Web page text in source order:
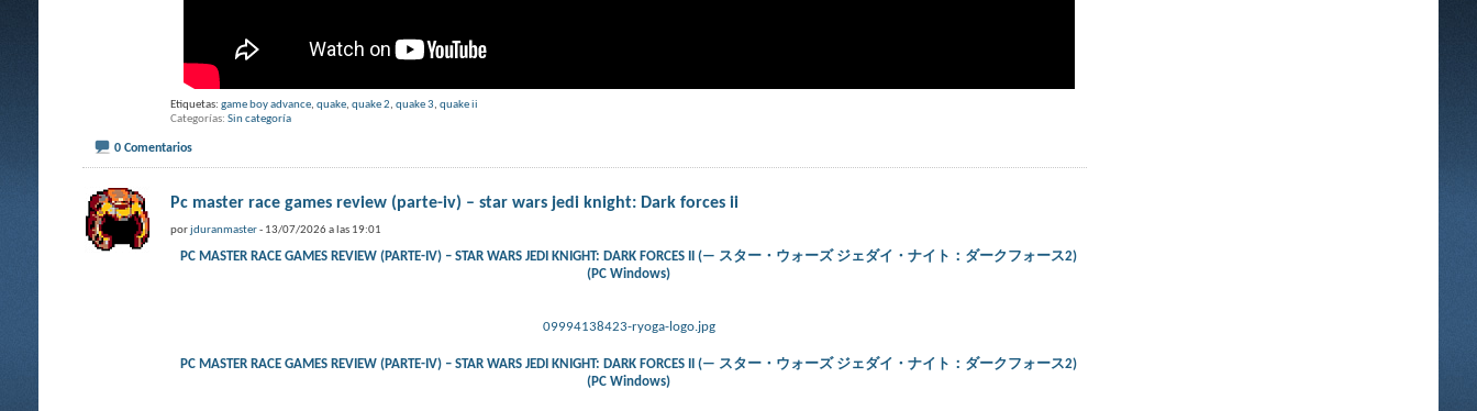
Etiquetas: game boy advance, quake, quake 2, quake 3, quake ii
Categorías Sin categoría
0 Comentarios
Pc master race games review (parte-iv) – star wars jedi knight: Dark forces ii
porjduranmaster- 13/07/2026 a las 19:01
PC MASTER RACE GAMES REVIEW (PARTE-IV) – STAR WARS JEDI KNIGHT: DARK FORCES II (— スター・ウォーズ ジェダイ・ナイト：ダークフォース2)
(PC Windows)
09994138423-ryoga-logo.jpg
PC MASTER RACE GAMES REVIEW (PARTE-IV) – STAR WARS JEDI KNIGHT: DARK FORCES II (— スター・ウォーズ ジェダイ・ナイト：ダークフォース2)
(PC Windows)